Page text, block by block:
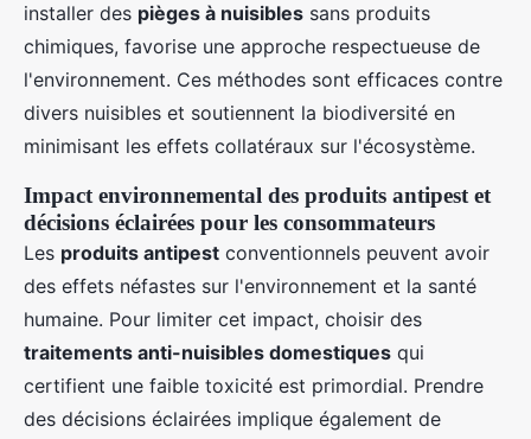
installer des pièges à nuisibles sans produits
chimiques, favorise une approche respectueuse de
l'environnement. Ces méthodes sont efficaces contre
divers nuisibles et soutiennent la biodiversité en
minimisant les effets collatéraux sur l'écosystème.
Impact environnemental des produits antipest et
décisions éclairées pour les consommateurs
Les produits antipest conventionnels peuvent avoir
des effets néfastes sur l'environnement et la santé
humaine. Pour limiter cet impact, choisir des
traitements anti-nuisibles domestiques qui
certifient une faible toxicité est primordial. Prendre
des décisions éclairées implique également de